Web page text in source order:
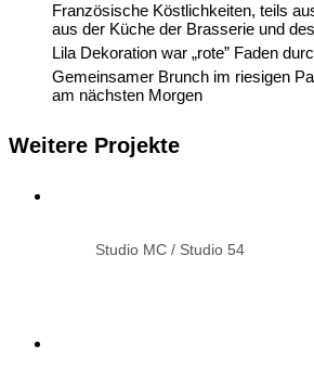
Französische Köstlichkeiten, teils
aus der Küche der Brasserie und
Lila Dekoration war „rote” Faden
Gemeinsamer Brunch im riesigen
am nächsten Morgen
Weitere Projekte
Studio MC / Studio 54